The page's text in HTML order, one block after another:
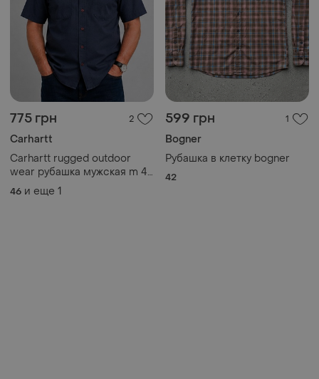
775 грн 2
Carhartt
Carhartt rugged outdoor
wear рубашка мужская m 46
темно-синяя workwear
оригинал ausa
46 и еще 1
599 грн 1
Bogner
Рубашка в клетку bogner
42